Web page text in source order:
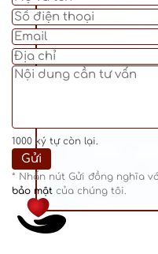
1000 ký tự còn lại.
* Nhấn nút Gửi đồng nghĩa
bảo mật của chúng tôi.